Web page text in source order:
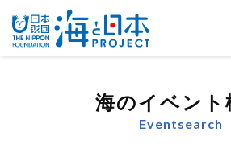
海のイベント
Eventsearch